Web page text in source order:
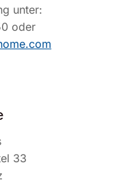
unter:
oder
33